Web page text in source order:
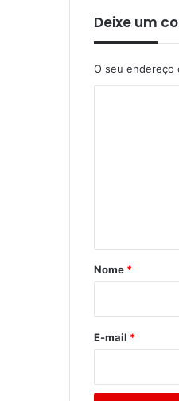
Deixe um
O seu endereço
r
*
Nome *
E-mail *